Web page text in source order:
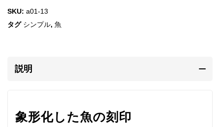
SKU: a01-13
タグ シンプル, 魚
説明
象形化した魚の刻印